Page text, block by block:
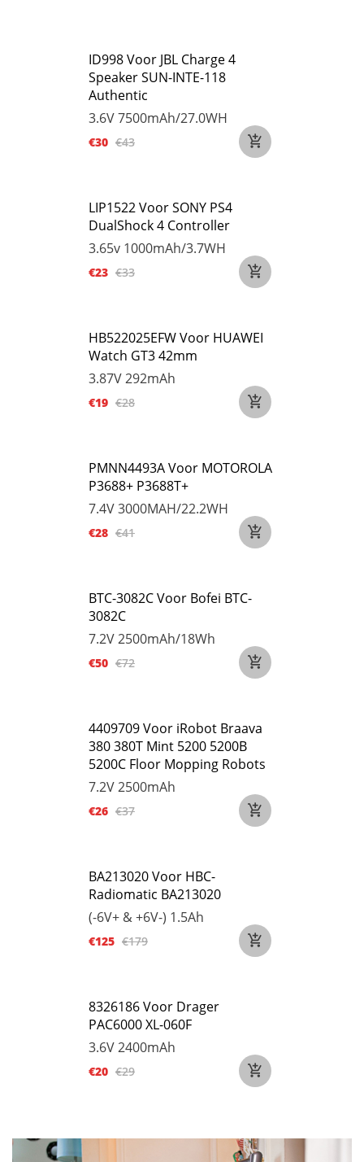
ID998 Voor JBL Charge 4
Speaker SUN-INTE-118
Authentic
3.6V7500mAh/27.0WH
€30 €43
LIP1522 Voor SONY PS4
DualShock 4 Controller
3.65v 1000mAh/3.7WH
€23 €33
HB522025EFW Voor HUAWEI
Watch GT3 42mm
3.87V292mAh
€19 €28
PMNN4493A Voor MOTOROLA
P3688+ P3688T+
7.4V3000MAH/22.2WH
€28 €41
BTC-3082C Voor Bofei BTC-
3082C
7.2V2500mAh/18Wh
€50 €72
4409709 Voor iRobot Braava
380 380T Mint 5200 5200B
5200C Floor Mopping Robots
7.2V2500mAh
€26 €37
BA213020 Voor HBC-
Radiomatic BA213020
(-6V+ & +6V-) 1.5Ah
€125 €179
8326186 Voor Drager
PAC6000 XL-060F
3.6V2400mAh
€20 €29